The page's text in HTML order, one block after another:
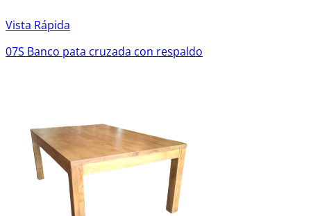
Vista Rápida
07S Banco pata cruzada con respaldo